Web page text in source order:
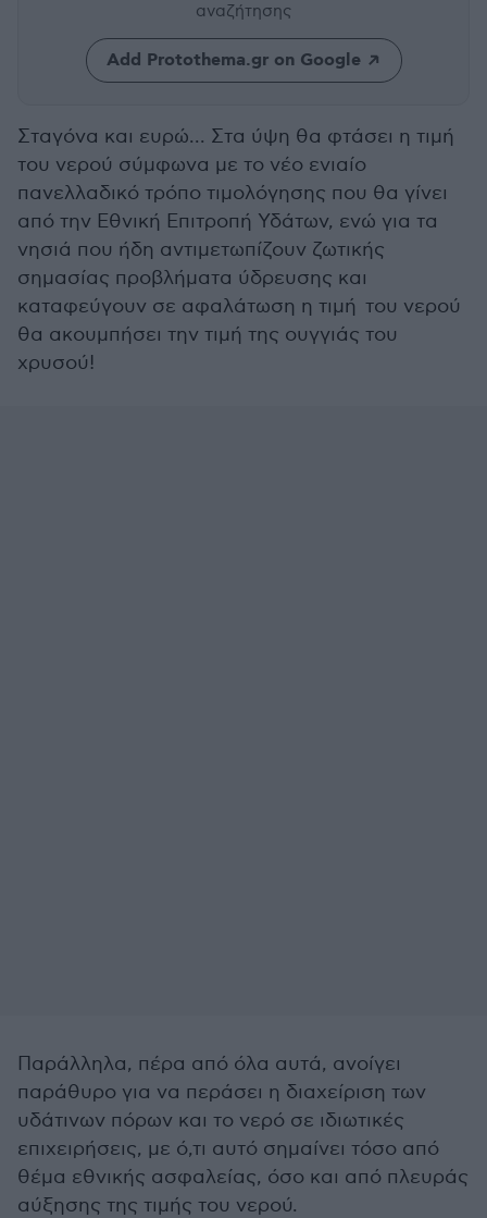
αναζήτησης
Add Protothema.gr on Google
Σταγόνα και ευρώ... Στα ύψη θα φτάσει η τιμή
του νερού σύμφωνα με το νέο ενιαίο
πανελλαδικό τρόπο τιμολόγησης που θα γίνει
από την Εθνική Επιτροπή Υδάτων, ενώ για τα
νησιά που ήδη αντιμετωπίζουν ζωτικής
σημασίας προβλήματα ύδρευσης και
καταφεύγουν σε αφαλάτωση η τιμή του νερού
θα ακουμπήσει την τιμή της ουγγιάς του
χρυσού!
Παράλληλα, πέρα από όλα αυτά, ανοίγει
παράθυρο για να περάσει η διαχείριση των
υδάτινων πόρων και το νερό σε ιδιωτικές
επιχειρήσεις, με ό,τι αυτό σημαίνει τόσο από
θέμα εθνικής ασφαλείας, όσο και από πλευράς
αύξησης της τιμής του νερού.